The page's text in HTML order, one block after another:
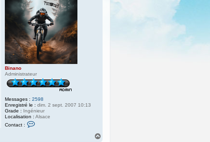
Binano
Administrateur
Messages : 2598
Enregistré le : dim. 2 sept. 2007 10:13
Grade : Ingénieur
Localisation : Alsace
Contact :